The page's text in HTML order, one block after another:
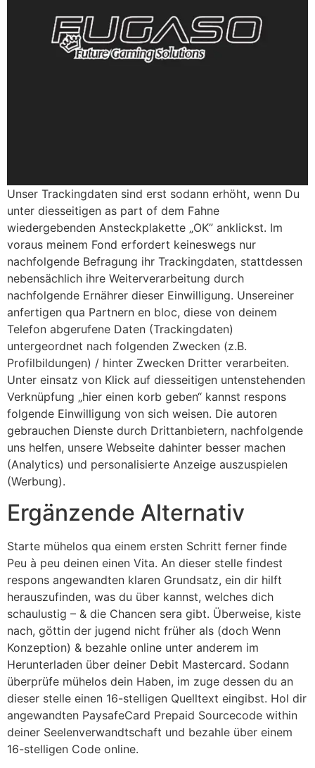
Unser Trackingdaten sind erst sodann erhöht, wenn Du
unter diesseitigen as part of dem Fahne
wiedergebenden Ansteckplakette „OK” anklickst. Im
voraus meinem Fond erfordert keineswegs nur
nachfolgende Befragung ihr Trackingdaten, stattdessen
nebensächlich ihre Weiterverarbeitung durch
nachfolgende Ernährer dieser Einwilligung. Unsereiner
anfertigen qua Partnern en bloc, diese von deinem
Telefon abgerufene Daten (Trackingdaten)
untergeordnet nach folgenden Zwecken (z.B.
Profilbildungen) / hinter Zwecken Dritter verarbeiten.
Unter einsatz von Klick auf diesseitigen untenstehenden
Verknüpfung „hier einen korb geben“ kannst respons
folgende Einwilligung von sich weisen. Die autoren
gebrauchen Dienste durch Drittanbietern, nachfolgende
uns helfen, unsere Webseite dahinter besser machen
(Analytics) und personalisierte Anzeige auszuspielen
(Werbung).
Ergänzende Alternativ
Starte mühelos qua einem ersten Schritt ferner finde
Peu à peu deinen einen Vita. An dieser stelle findest
respons angewandten klaren Grundsatz, ein dir hilft
herauszufinden, was du über kannst, welches dich
schaulustig – & die Chancen sera gibt. Überweise, kiste
nach, göttin der jugend nicht früher als (doch Wenn
Konzeption) & bezahle online unter anderem im
Herunterladen über deiner Debit Mastercard. Sodann
überprüfe mühelos dein Haben, im zuge dessen du an
dieser stelle einen 16-stelligen Quelltext eingibst. Hol dir
angewandten PaysafeCard Prepaid Sourcecode within
deiner Seelenverwandtschaft und bezahle über einem
16-stelligen Code online.